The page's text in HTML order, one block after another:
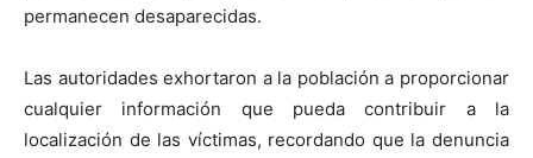
permanecen desaparecidas.
Las autoridades exhortaron a la población a proporcionar
cualquier información que pueda contribuir a la
localización de las víctimas, recordando que la denuncia